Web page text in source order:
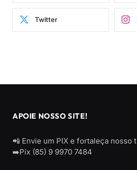
Twitter
APOIE NOSSO SITE!
📲 Envie um PIX e fortaleça nosso
➡️Pix (85) 9 9970 7484